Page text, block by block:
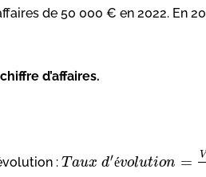
de 50 000 € en 2022. En
d’affaires.
: T aux d′évolution = V